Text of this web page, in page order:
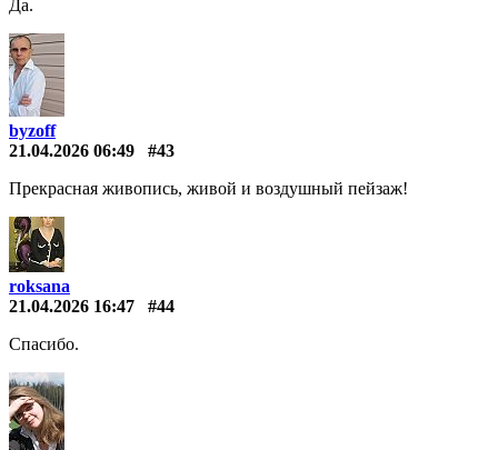
Да.
byzoff
21.04.2026 06:49
#43
Прекрасная живопись, живой и воздушный пейзаж!
roksana
21.04.2026 16:47
#44
Спасибо.